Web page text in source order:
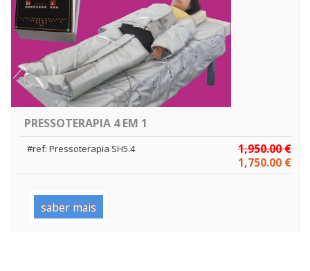
PRESSOTERAPIA 4 EM 1
1,950.00 €
1,750.00 €
#ref: Pressoterapia SH5.4
saber mais